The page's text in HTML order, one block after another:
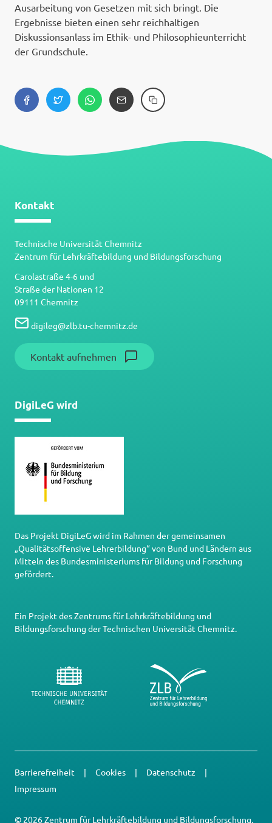
Ausarbeitung von Gesetzen mit sich bringt. Die
Ergebnisse bieten einen sehr reichhaltigen
Diskussionsanlass im Ethik- und Philosophieunterricht
der Grundschule.
Kontakt
Technische Universität Chemnitz
Zentrum für Lehrkräftebildung und Bildungsforschung
Carolastraße 4-6 und
Straße der Nationen 12
09111 Chemnitz
digileg@zlb.tu-chemnitz.de
Kontakt aufnehmen
DigiLeG wird
Das Projekt DigiLeG wird im Rahmen der gemeinsamen
„Qualitätsoffensive Lehrerbildung“ von Bund und Ländern aus
Mitteln des Bundesministeriums für Bildung und Forschung
gefördert.
Ein Projekt desZentrums für Lehrkräftebildung und
Bildungsforschung derTechnischen Universität Chemnitz.
Barrierefreiheit Cookies
Datenschutz
Impressum
© 2026 Zentrum für Lehrkräftebildung und Bildungsforschung,